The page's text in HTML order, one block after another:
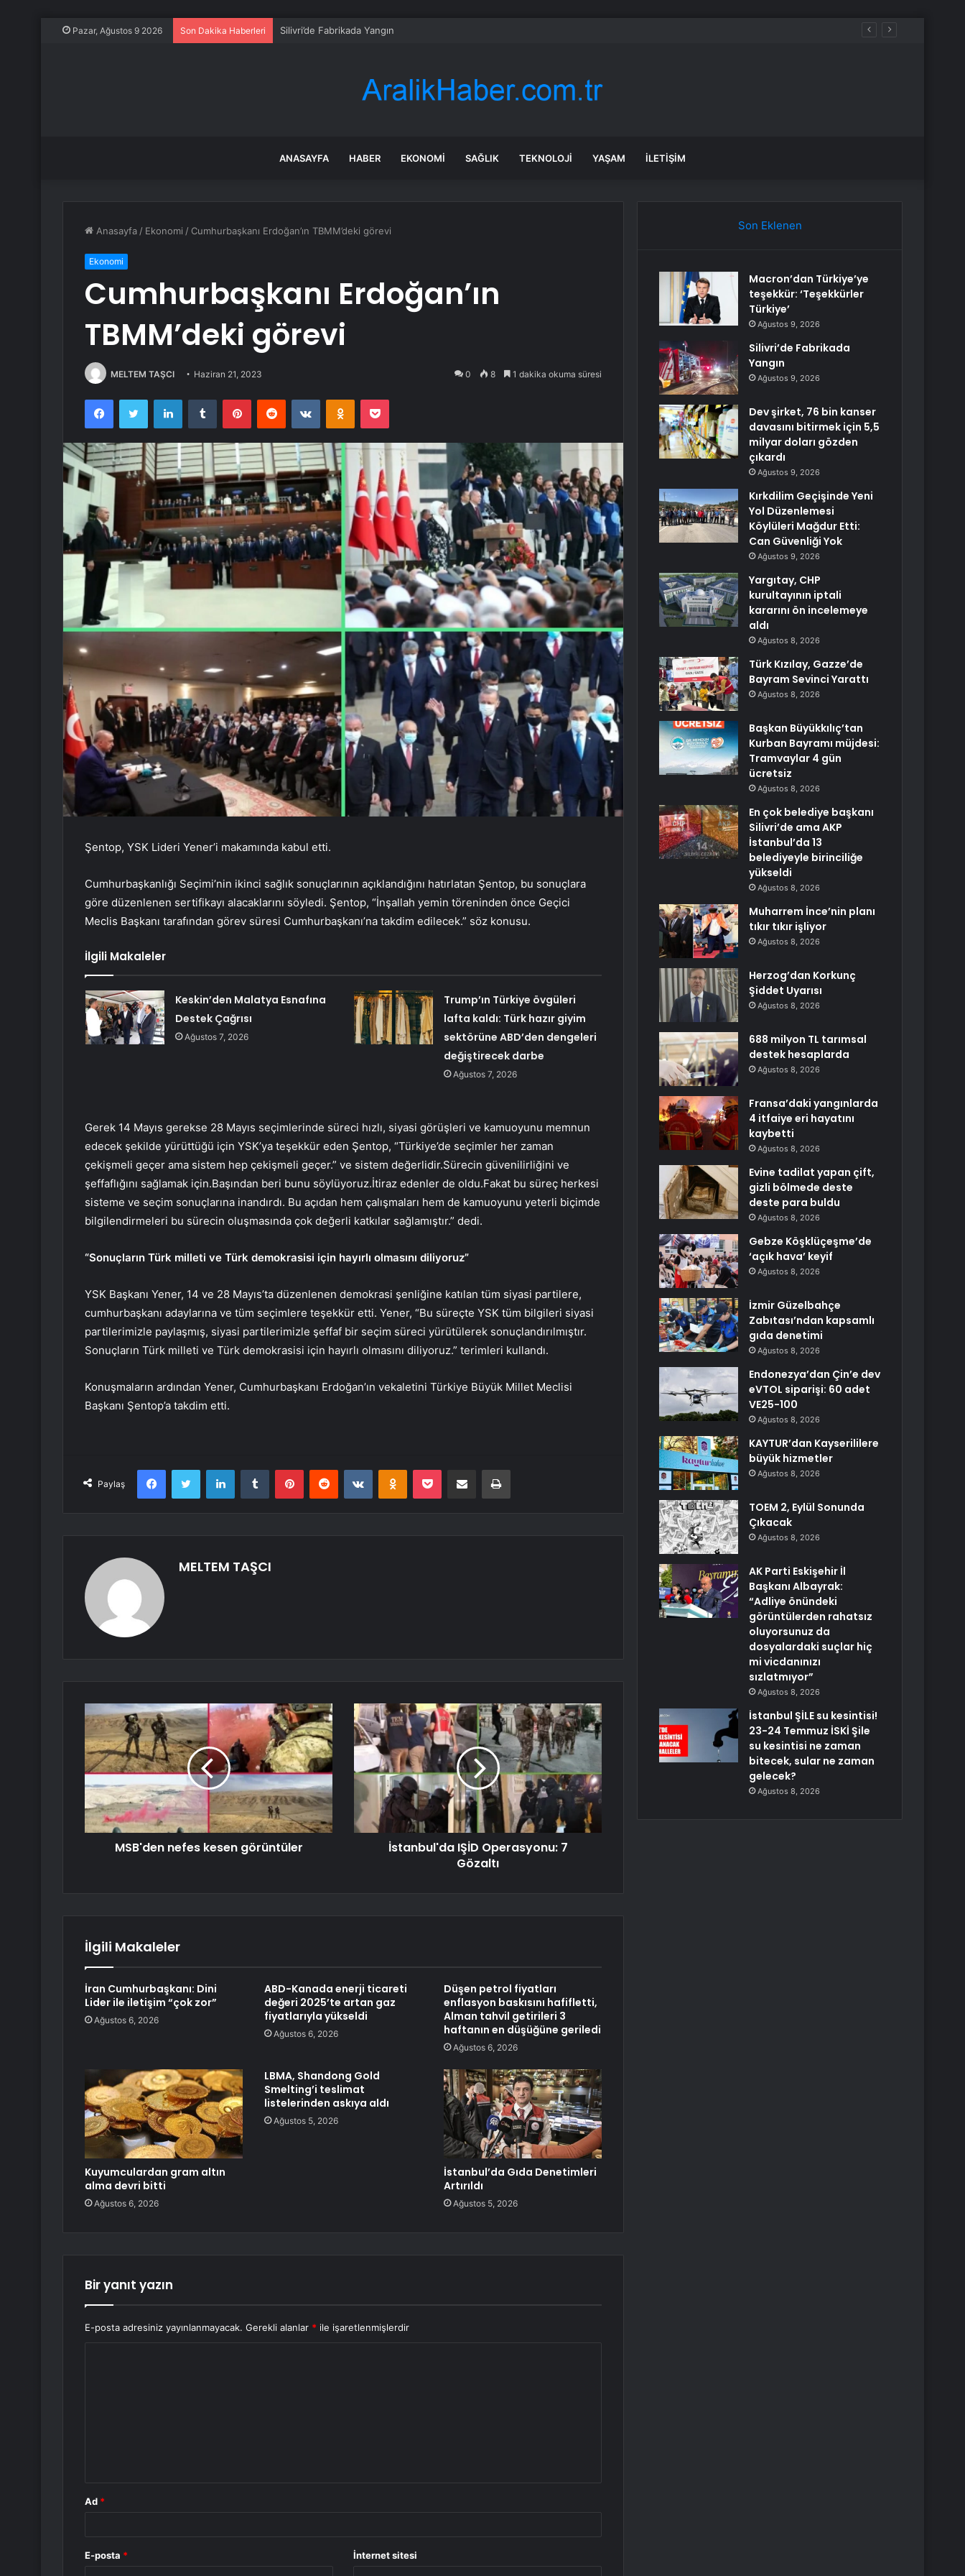
Pazar, Ağustos 9 2026 Son Dakika Haberleri Silivri’de Fabrikada Yangın
ANASAYFA HABER EKONOMI SAĞLIK TEKNOLOJI YAŞAM İLETIŞIM
Anasayfa / Ekonomi / Cumhurbaşkanı Erdoğan’ın TBMM’deki görevi
Ekonomi
Cumhurbaşkanı Erdoğan’ın
TBMM’deki görevi
MELTEM TAŞCI Haziran 21, 2023 0 8 1 dakika okuma süresi
FacebookTwitter LinkedInTumblr PinterestReddit VKontakteOdnoklassniki
Pocket
Şentop, YSK Lideri Yener’i makamında kabul etti.
Cumhurbaşkanlığı Seçimi’nin ikinci sağlık sonuçlarının açıklandığını hatırlatan Şentop, bu sonuçlara
göre düzenlenen sertifikayı alacaklarını söyledi. Şentop, “İnşallah yemin töreninden önce Geçici
Meclis Başkanı tarafından görev süresi Cumhurbaşkanı’na takdim edilecek.” söz konusu.
İlgili Makaleler
Keskin’den Malatya Esnafına
Destek Çağrısı
Ağustos 7, 2026
Trump’ın Türkiye övgüleri
lafta kaldı: Türk hazır giyim
sektörüne ABD’den dengeleri
değiştirecek darbe
Ağustos 7, 2026
Gerek 14 Mayıs gerekse 28 Mayıs seçimlerinde süreci hızlı, siyasi görüşleri ve kamuoyunu memnun
edecek şekilde yürüttüğü için YSK’ya teşekkür eden Şentop, “Türkiye’de seçimler her zaman
çekişmeli geçer ama sistem hep çekişmeli geçer.” ve sistem değerlidir.Sürecin güvenilirliğini ve
şeffaflığını sağlamak için.Başından beri bunu söylüyoruz.İtiraz edenler de oldu.Fakat bu süreç herkesi
sisteme ve seçim sonuçlarına inandırdı. Bu açıdan hem çalışmaları hem de kamuoyunu yeterli biçimde
bilgilendirmeleri bu sürecin oluşmasında çok değerli katkılar sağlamıştır.” dedi.
“Sonuçların Türk milleti ve Türk demokrasisi için hayırlı olmasını diliyoruz”
YSK Başkanı Yener, 14 ve 28 Mayıs’ta düzenlenen demokrasi şenliğine katılan tüm siyasi partilere,
cumhurbaşkanı adaylarına ve tüm seçimlere teşekkür etti. Yener, “Bu süreçte YSK tüm bilgileri siyasi
partilerimizle paylaşmış, siyasi partilerimizle şeffaf bir seçim süreci yürütülerek sonuçlandırılmıştır.
Sonuçların Türk milleti ve Türk demokrasisi için hayırlı olmasını diliyoruz.” terimleri kullandı.
Konuşmaların ardından Yener, Cumhurbaşkanı Erdoğan’ın vekaletini Türkiye Büyük Millet Meclisi
Başkanı Şentop’a takdim etti.
Paylaş
FacebookTwitter LinkedInTumblr PinterestReddit VKontakteOdnoklassniki
Pocket E-Posta ile paylaş Yazdır
MELTEM TAŞCI
MSB'den nefes kesen görüntüler
İstanbul'da IŞİD Operasyonu: 7
Gözaltı
İlgili Makaleler
İran Cumhurbaşkanı: Dini
Lider ile iletişim “çok zor”
Ağustos 6, 2026
ABD-Kanada enerji ticareti
değeri 2025’te artan gaz
fiyatlarıyla yükseldi
Ağustos 6, 2026
Düşen petrol fiyatları
enflasyon baskısını hafifletti,
Alman tahvil getirileri 3
haftanın en düşüğüne geriledi
Ağustos 6, 2026
Kuyumculardan gram altın
alma devri bitti
Ağustos 6, 2026
LBMA, Shandong Gold
Smelting’i teslimat
listelerinden askıya aldı
Ağustos 5, 2026
İstanbul’da Gıda Denetimleri
Artırıldı
Ağustos 5, 2026
Bir yanıt yazın
E-posta adresiniz yayınlanmayacak. Gerekli alanlar * ile işaretlenmişlerdir
Ad *
E-posta * İnternet sitesi
Son Eklenen
Macron’dan Türkiye’ye
teşekkür: ‘Teşekkürler
Türkiye’
Ağustos 9, 2026
Silivri’de Fabrikada
Yangın
Ağustos 9, 2026
Dev şirket, 76 bin kanser
davasını bitirmek için 5,5
milyar doları gözden
çıkardı
Ağustos 9, 2026
Kırkdilim Geçişinde Yeni
Yol Düzenlemesi
Köylüleri Mağdur Etti:
Can Güvenliği Yok
Ağustos 9, 2026
Yargıtay, CHP
kurultayının iptali
kararını ön incelemeye
aldı
Ağustos 8, 2026
Türk Kızılay, Gazze’de
Bayram Sevinci Yarattı
Ağustos 8, 2026
Başkan Büyükkılıç’tan
Kurban Bayramı müjdesi:
Tramvaylar 4 gün
ücretsiz
Ağustos 8, 2026
En çok belediye başkanı
Silivri’de ama AKP
İstanbul’da 13
belediyeyle birinciliğe
yükseldi
Ağustos 8, 2026
Muharrem İnce’nin planı
tıkır tıkır işliyor
Ağustos 8, 2026
Herzog’dan Korkunç
Şiddet Uyarısı
Ağustos 8, 2026
688 milyon TL tarımsal
destek hesaplarda
Ağustos 8, 2026
Fransa’daki yangınlarda
4 itfaiye eri hayatını
kaybetti
Ağustos 8, 2026
Evine tadilat yapan çift,
gizli bölmede deste
deste para buldu
Ağustos 8, 2026
Gebze Köşklüçeşme’de
‘açık hava’ keyif
Ağustos 8, 2026
İzmir Güzelbahçe
Zabıtası’ndan kapsamlı
gıda denetimi
Ağustos 8, 2026
Endonezya’dan Çin’e dev
eVTOL siparişi: 60 adet
VE25-100
Ağustos 8, 2026
KAYTUR’dan Kayserililere
büyük hizmetler
Ağustos 8, 2026
TOEM 2, Eylül Sonunda
Çıkacak
Ağustos 8, 2026
AK Parti Eskişehir İl
Başkanı Albayrak:
“Adliye önündeki
görüntülerden rahatsız
oluyorsunuz da
dosyalardaki suçlar hiç
mi vicdanınızı
sızlatmıyor”
Ağustos 8, 2026
İstanbul ŞİLE su kesintisi!
23-24 Temmuz İSKİ Şile
su kesintisi ne zaman
bitecek, sular ne zaman
gelecek?
Ağustos 8, 2026